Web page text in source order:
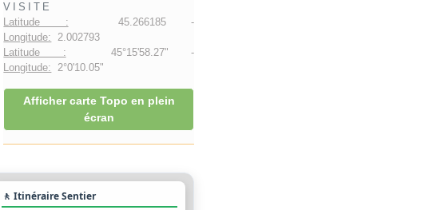
VISITE
Latitude : 45.266185 -
Longitude: 2.002793
Latitude : 45°15'58.27" -
Longitude: 2°0'10.05"
Afficher carte Topo en plein
écran
🚶 Itinéraire Sentier